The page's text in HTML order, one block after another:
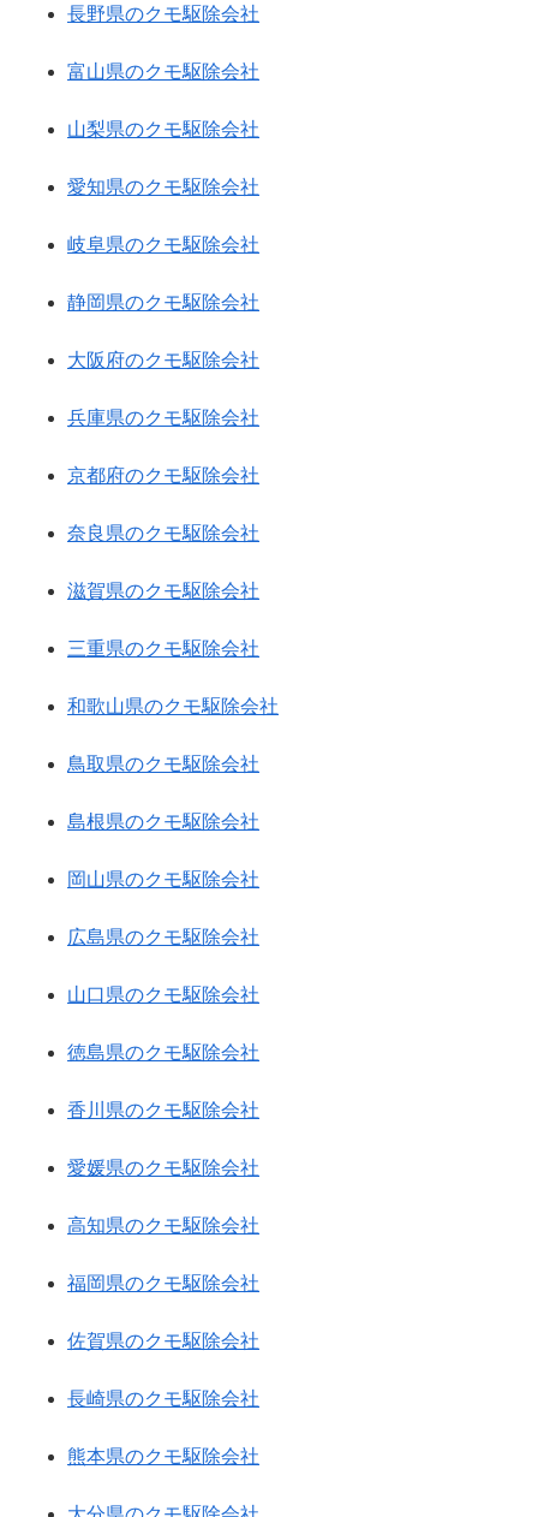
長野県のクモ駆除会社
富山県のクモ駆除会社
山梨県のクモ駆除会社
愛知県のクモ駆除会社
岐阜県のクモ駆除会社
静岡県のクモ駆除会社
大阪府のクモ駆除会社
兵庫県のクモ駆除会社
京都府のクモ駆除会社
奈良県のクモ駆除会社
滋賀県のクモ駆除会社
三重県のクモ駆除会社
和歌山県のクモ駆除会社
鳥取県のクモ駆除会社
島根県のクモ駆除会社
岡山県のクモ駆除会社
広島県のクモ駆除会社
山口県のクモ駆除会社
徳島県のクモ駆除会社
香川県のクモ駆除会社
愛媛県のクモ駆除会社
高知県のクモ駆除会社
福岡県のクモ駆除会社
佐賀県のクモ駆除会社
長崎県のクモ駆除会社
熊本県のクモ駆除会社